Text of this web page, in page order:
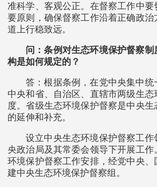
准科学、客观公正。在督察工作中要
要原则，确保督察工作沿着正确政治
道上行稳致远。
问：条例对生态环境保护督察
构是如何规定的？
答：根据条例，在党中央集中统
中央和省、自治区、直辖市两级生态
度。省级生态环境保护督察是中央生
的延伸和补充。
设立中央生态环境保护督察工作
央政治局及其常委会领导下开展工作
环境保护督察工作安排，经党中央、
建中央生态环境保护督察组。